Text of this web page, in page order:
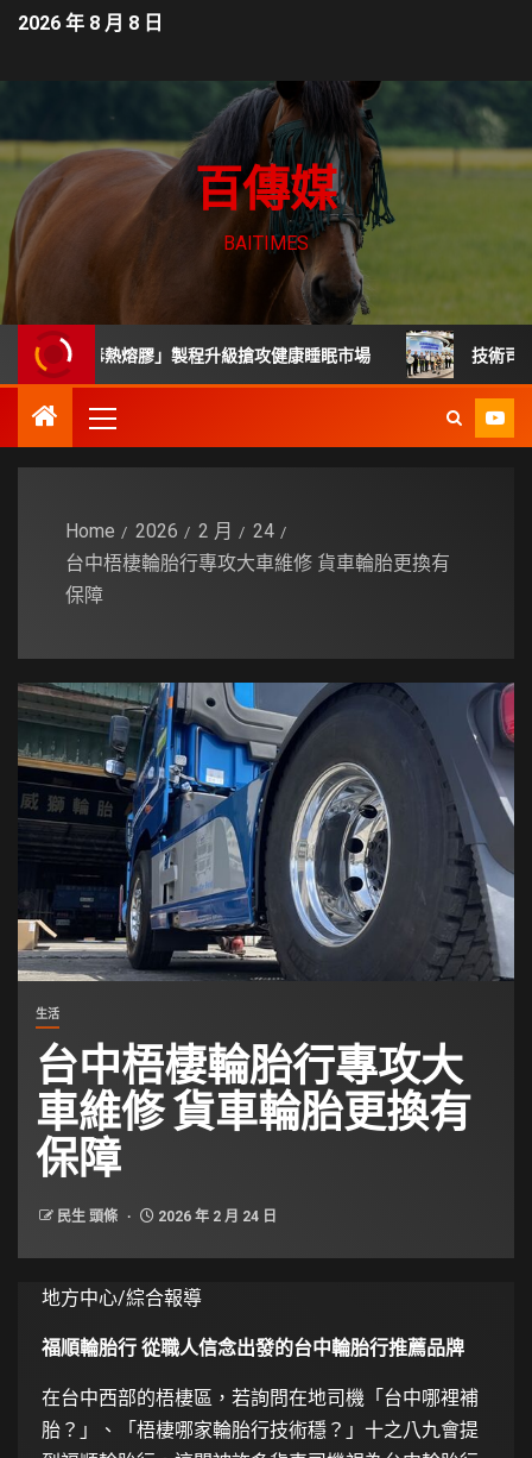
2026 年 8 月 8 日
百傳媒
BAITIMES
無毒熱熔膠」製程升級搶攻健康睡眠市場 技術司展30項
Home 2026 2 月
24
台中梧棲輪胎行專攻大車維修 貨車輪胎更換有
保障
生活
台中梧棲輪胎行專攻大
車維修 貨車輪胎更換有
保障
民生 頭條 2026 年 2 月 24 日
地方中心/綜合報導
福順輪胎行 從職人信念出發的台中輪胎行推薦品牌
在台中西部的梧棲區，若詢問在地司機「台中哪裡補
胎？」、「梧棲哪家輪胎行技術穩？」十之八九會提